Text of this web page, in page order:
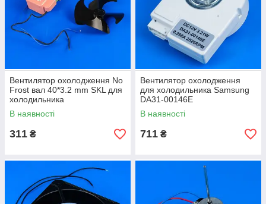
Вентилятор охолодження No
Frost вал 40*3.2 mm SKL для
холодильника
В наявності
311 ₴
Вентилятор охолодження
для холодильника Samsung
DA31-00146E
В наявності
711 ₴